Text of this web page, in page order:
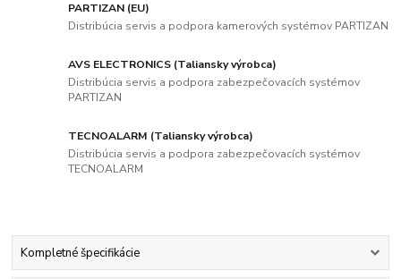
PARTIZAN (EU)
Distribúcia servis a podpora kamerových systémov PARTIZAN
AVS ELECTRONICS (Taliansky výrobca)
Distribúcia servis a podpora zabezpečovacích systémov
PARTIZAN
TECNOALARM (Taliansky výrobca)
Distribúcia servis a podpora zabezpečovacích systémov
TECNOALARM
Kompletné špecifikácie